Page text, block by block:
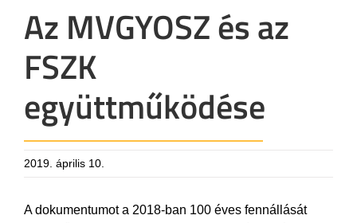
Az MVGYOSZ és az
FSZK
együttműködése
2019. április 10.
A dokumentumot a 2018-ban 100 éves fennállását